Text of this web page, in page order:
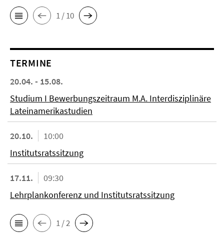
1 / 10
TERMINE
20.04. - 15.08.
Studium I Bewerbungszeitraum M.A. Interdisziplinäre
Lateinamerikastudien
20.10.
10:00
Institutsratssitzung
17.11.
09:30
Lehrplankonferenz und Institutsratssitzung
1 / 2